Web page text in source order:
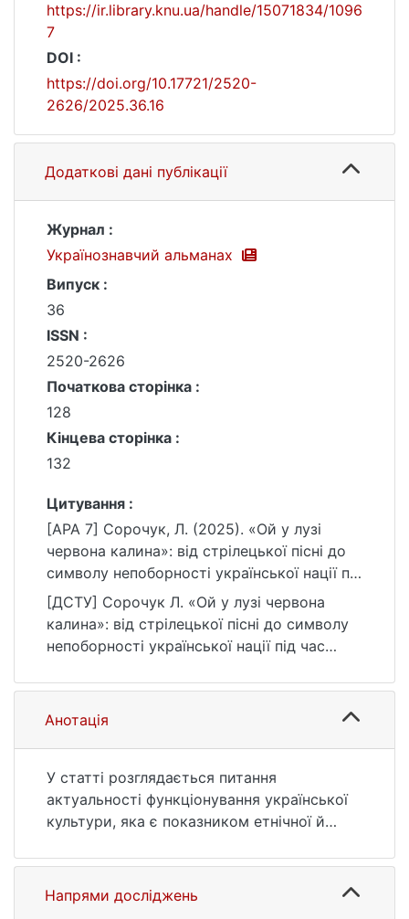
https://ir.library.knu.ua/handle/15071834/1096
7
DOI :
https://doi.org/10.17721/2520-
2626/2025.36.16
Додаткові дані публікації
Журнал :
Українознавчий альманах
Випуск :
36
ISSN :
2520-2626
Початкова сторінка :
128
Кінцева сторінка :
132
Цитування :
[APA 7] Сорочук, Л. (2025). «Ой у лузі
червона калина»: від стрілецької пісні до
символу непоборності української нації під
час російської мілітарної агресії.
Українознавчий альманах, (36), 128–132.
https://doi.org/10.17721/2520-
2626/2025.36.16
[ДСТУ] Сорочук Л. «Ой у лузі червона
калина»: від стрілецької пісні до символу
непоборності української нації під час
Українознавчий альманах. 2025. № 36. С.
128—132. URL:
https://doi.org/10.17721/2520-
25.07.2026).
Анотація
У статті розглядається питання
актуальності функціонування української
культури, яка є показником етнічної й
також є одним із чинників відродження і
збереження національної пам‘яті.
Зауважимо, що основу наповненості
Напрями досліджень